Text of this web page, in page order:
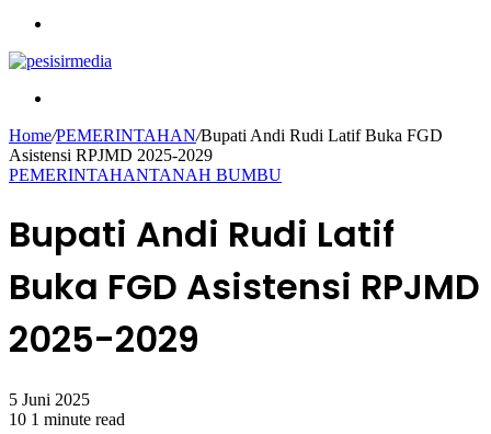
Home/PEMERINTAHAN/Bupati Andi Rudi Latif Buka FGD
Asistensi RPJMD 2025-2029
PEMERINTAHANTANAH BUMBU
Bupati Andi Rudi Latif
Buka FGD Asistensi RPJMD
2025-2029
5 Juni 2025
10 1 minute read